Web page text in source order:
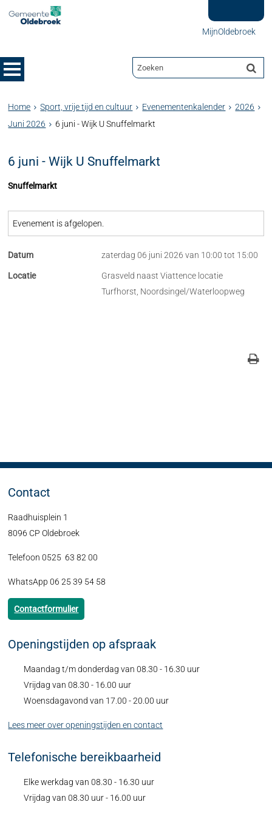
MijnOldebroek
Home Sport, vrije tijd en cultuur Evenementenkalender
2026
Juni 2026
6 juni - Wijk U Snuffelmarkt
6 juni - Wijk U Snuffelmarkt
Snuffelmarkt
Evenement is afgelopen.
Datum zaterdag 06 juni 2026 van 10:00 tot 15:00
Locatie
Grasveld naast Viattence locatie
Turfhorst, Noordsingel/Waterloopweg
Contact
Raadhuisplein 1
8096 CP Oldebroek
Telefoon 0525 63 82 00
WhatsApp 06 25 39 54 58
Contactformulier
Openingstijden op afspraak
Maandag t/m donderdag van 08.30 - 16.30 uur
Vrijdag van 08.30 - 16.00 uur
Woensdagavond van 17.00 - 20.00 uur
Lees meer over openingstijden en contact
Telefonische bereikbaarheid
Elke werkdag van 08.30 - 16.30 uur
Vrijdag van 08.30 uur - 16.00 uur